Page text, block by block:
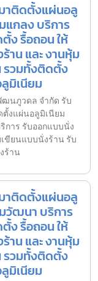
าติดตั้งแผ่นอลู
แกลง บริการ
ง รื้อถอน ให้
ร้าน และ งานหุ้ม
รวมทั้งติดตั้ง
มิเนียม
นภูวดล จำกัด รับ
ตั้งแผ่นอลูมิเนียม
การ รับออกแบบนั่ง
ขียนแบบนั่งร้าน รับ
ร้าน
าติดตั้งแผ่นอลู
วัฒนา บริการ
ง รื้อถอน ให้
ร้าน และ งานหุ้ม
รวมทั้งติดตั้ง
มิเนียม